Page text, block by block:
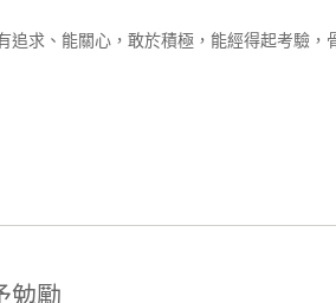
追求、能關心，敢於積極，能經得起考驗，
勉勵